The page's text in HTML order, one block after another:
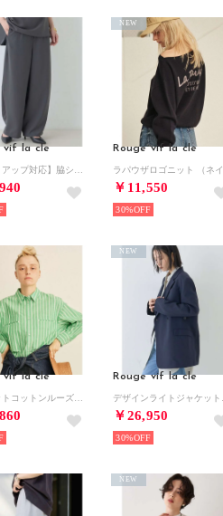
vif la cle Rouge vif la cle
￥11,550
NEW
30%
vif la cle Rouge vif la cle
￥26,950
NEW
30%
NEW